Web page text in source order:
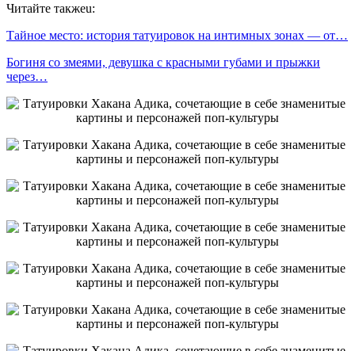
Читайте такжеu:
Тайное место: история татуировок на интимных зонах — от…
Богиня со змеями, девушка с красными губами и прыжки
через…